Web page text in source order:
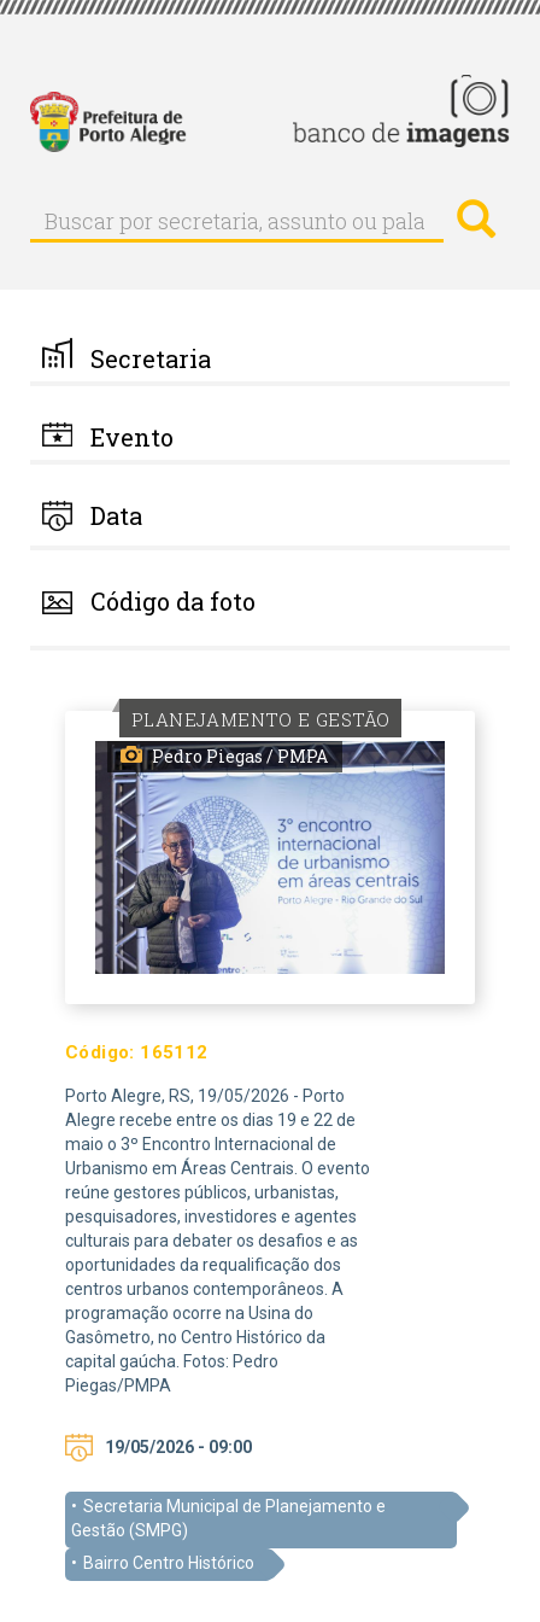
Pular
principal
Buscar
Buscar
por
palavra-
chave
Secretaria
Evento
Data
Código da foto
PLANEJAMENTO E GESTÃO
Pedro Piegas / PMPA
Código: 165112
Porto Alegre, RS, 19/05/2026 - Porto
Alegre recebe entre os dias 19 e 22 de
maio o 3º Encontro Internacional de
Urbanismo em Áreas Centrais. O evento
reúne gestores públicos, urbanistas,
pesquisadores, investidores e agentes
culturais para debater os desafios e as
oportunidades da requalificação dos
centros urbanos contemporâneos. A
programação ocorre na Usina do
Gasômetro, no Centro Histórico da
capital gaúcha. Fotos: Pedro
Piegas/PMPA
19/05/2026 - 09:00
Secretaria Municipal de Planejamento e
Gestão (SMPG)
Bairro Centro Histórico